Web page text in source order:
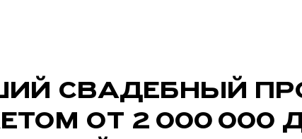
СВАДЕБНЫЙ
ОТ 2 000 000